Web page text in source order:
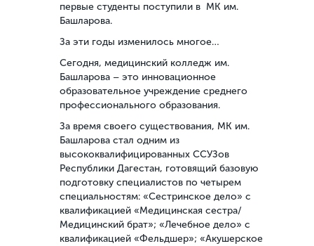
первые студенты поступили в МК им.
Башларова.
За эти годы изменилось многое…
Сегодня, медицинский колледж им.
Башларова – это инновационное
образовательное учреждение среднего
профессионального образования.
За время своего существования, МК им.
Башларова стал одним из
высококвалифицированных ССУЗов
Республики Дагестан, готовящий базовую
подготовку специалистов по четырем
специальностям: «Сестринское дело» с
квалификацией «Медицинская сестра/
Медицинский брат»; «Лечебное дело» с
квалификацией «Фельдшер»; «Акушерское